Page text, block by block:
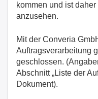
kommen und ist
anzusehen.
Mit der Converia
Auftragsverarbeitung
geschlossen.
Abschnitt „Liste der
Dokument).